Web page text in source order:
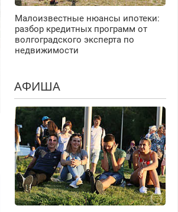
Малоизвестные нюансы ипотеки:
разбор кредитных программ от
волгоградского эксперта по
недвижимости
АФИША